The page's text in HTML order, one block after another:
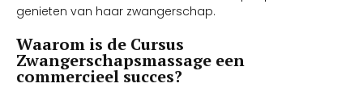
genieten van haar zwangerschap.
Waarom is de Cursus
Zwangerschapsmassage een
commercieel succes?